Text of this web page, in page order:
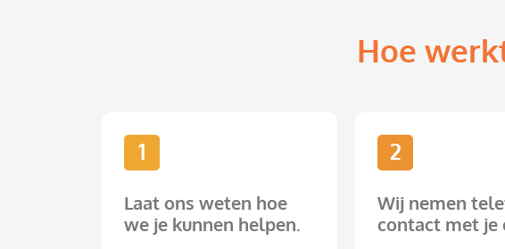
Hoe
1
Laat ons weten hoe
we je kunnen helpen.
2
Wij nemen
contact met je